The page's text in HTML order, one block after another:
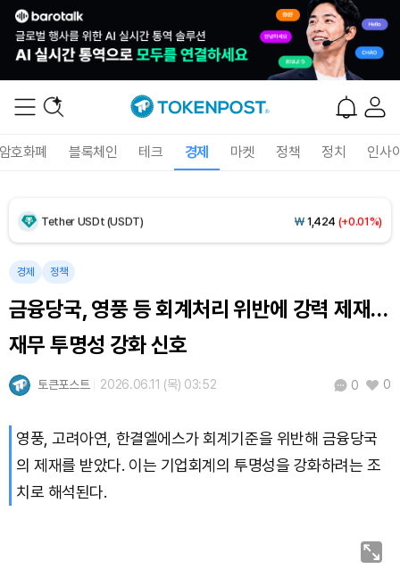
호화폐 블록체인 테크 경제 마켓 정책 정치 인사
Tether USDt (USDT) ₩ 1,424 (+0.01%)
BNB (BNB)
USDC (USDC) ₩1,425(0.00%)
XRP (XRP)
TRON (TRX) ₩467.0(-0.03%)
Hyperliquid (HYPE)
경제 정책
금융당국, 영풍 등 회계처리 위반에 강력 제재…
재무 투명성 강화 신호
토큰포스트 2026.06.11 (목) 03:52 0 0
영풍, 고려아연, 한결엘에스가 회계기준을 위반해 금융당국
의 제재를 받았다. 이는 기업회계의 투명성을 강화하려는 조
치로 해석된다.